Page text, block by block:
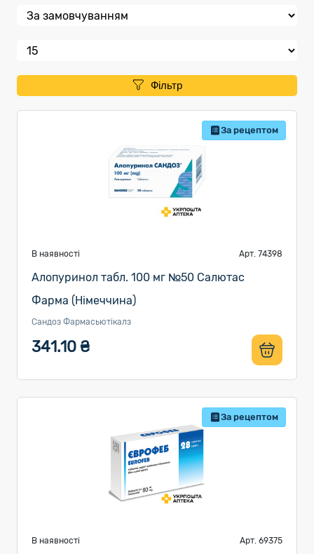
Фільтр
За рецептом
В наявності Арт. 74398
Алопуринол табл. 100 мг №50 Салютас
Фарма (Німеччина)
Сандоз Фармасьютікалз
341.10 ₴
За рецептом
В наявності Арт. 69375